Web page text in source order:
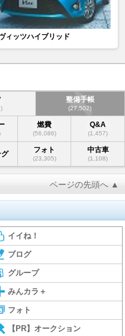
ィッツハイブリッド
整備手帳
(27,502)
燃費
(56,086)
Q&A
(1,457)
グ フォト
(23,305)
中古車
(1,108)
ページの先頭へ ▲
イイね！
ブログ
グループ
みんカラ＋
フォト
【PR】オークション